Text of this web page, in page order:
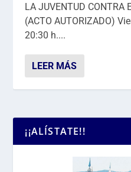
LA JUVENTUD CONTRA
(ACTO AUTORIZADO)
20:30 h....
LEER MÁS
¡¡ALÍSTATE!!